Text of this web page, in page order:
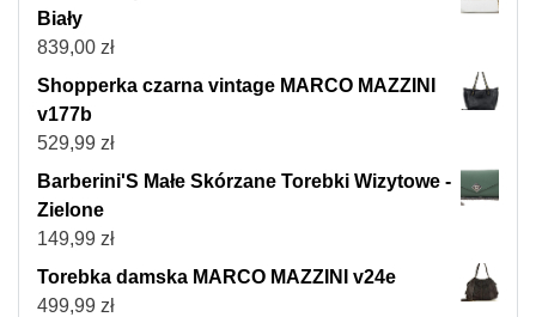
Biały
839,00 zł
Shopperka czarna vintage MARCO MAZZINI
v177b
529,99 zł
Barberini'S Małe Skórzane Torebki Wizytowe -
Zielone
149,99 zł
Torebka damska MARCO MAZZINI v24e
499,99 zł